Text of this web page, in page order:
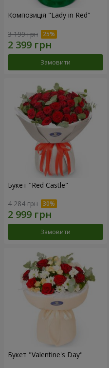
Композиція "Lady in Red"
3 199 грн
Замовити
Букет "Red Castle"
4 284 грн
Замовити
Букет "Valentine's Day"